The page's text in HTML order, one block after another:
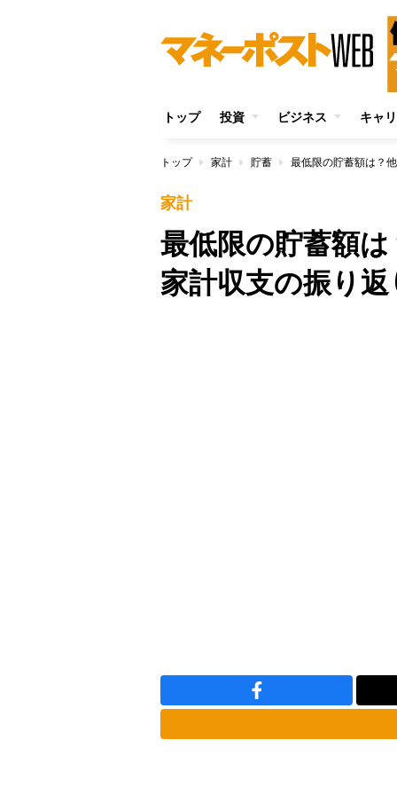
トップ 投資 ビジネス キャ
トップ 家計 貯蓄 最低限の貯蓄額は？
家計
最低限の貯蓄額
家計収支の振り